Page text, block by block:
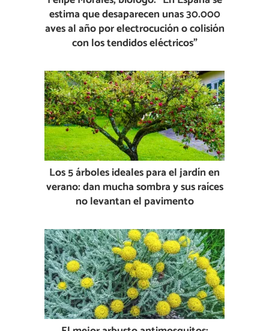
estima que desaparecen unas 30.000
aves al año por electrocución o colisión
con los tendidos eléctricos”
Los 5 árboles ideales para el jardín en
verano: dan mucha sombra y sus raíces
no levantan el pavimento